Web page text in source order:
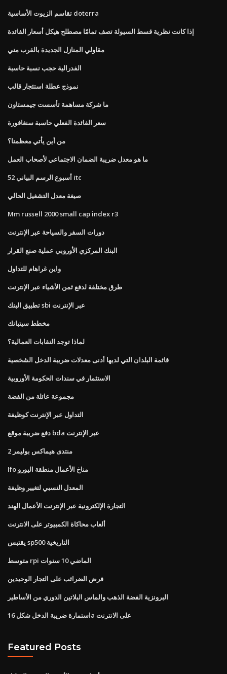
تقاسم الزيوت الأساسية doterra
إذا كانت نظرية قسط السيولة تصف تمامًا مصطلح هيكل أسعار الفائدة
مقاولي المنازل الجديدة بالقرب مني
الفدرالية حجب نسبة حاسبة
نموذج عطلة استئجار قالب
ما شركة مساهمة تأسست جيمستاون
سعر الفائدة الفعلي حاسبة سنغافورة
من أين يأتي معظمنا؟
ما هو معدل ضريبة الضمان الاجتماعي لأصحاب العمل
52 أسبوع الرسم البياني itc
صيغة معدل التشغيل الحالي
Mm russell 2000 small cap index r3
دورات السفر والسياحة عبر الإنترنت
البنك المركزي الأوروبي عملية صنع القرار
واين غراهام للتداول
طرق مختلفة لدفع ثمن الأشياء عبر الإنترنت
تطبيق البنك sbi عبر الإنترنت
مخطط سيتبانك
لماذا توجد النقابات العمالية؟
قائمة البلدان التي لديها أدنى معدلات ضريبة الدخل الشخصية
الاستثمار في سندات الحكومة الأوروبية
مجموعة عائلة من الفضة
التداول عبر الإنترنت كوظيفة
دفع ضريبة موقع bda عبر الإنترنت
منتدى هيماكس بوليمر 2
Ifo مناخ الأعمال منطقة اليورو
المعدل النسبي لتغيير وظيفة
التجارة الإلكترونية عبر الإنترنت الأعمال الهند
ألعاب محاكاة الكمبيوتر على الانترنت
يقتبس sp500 التاريخية
متوسط ​​rpi الماضي 10 سنوات
فرض الضرائب على التجار الوحيدين
البرونزية الفضة الذهب والماس البلاتين الدوري من الأساطير
استمارة ضريبة الدخل شكل 16a على الانترنت
Featured Posts